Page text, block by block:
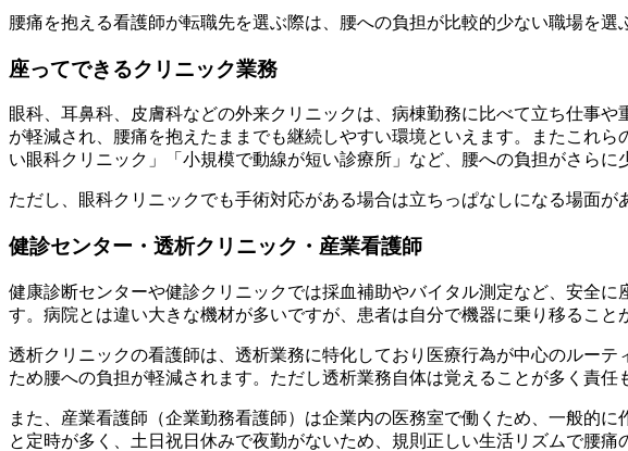
腰痛を抱える看護師が転職先を選ぶ際は、腰への負担が比較的少ない職場を
座ってできるクリニック業務
眼科、耳鼻科、皮膚科などの外来クリニックは、病棟勤務に比べて立ち仕事
が軽減され、腰痛を抱えたままでも継続しやすい環境といえます。またこれ
い眼科クリニック」「小規模で動線が短い診療所」など、腰への負担がさらに
ただし、眼科クリニックでも手術対応がある場合は立ちっぱなしになる場面
健診センター・透析クリニック・産業看護師
健康診断センターや健診クリニックでは採血補助やバイタル測定など、安全
す。病院とは違い大きな機材が多いですが、患者は自分で機器に乗り移ること
透析クリニックの看護師は、透析業務に特化しており医療行為が中心のルー
ため腰への負担が軽減されます。ただし透析業務自体は覚えることが多く責
また、産業看護師（企業勤務看護師）は企業内の医務室で働くため、一般的
と定時が多く、土日祝日休みで夜勤がないため、規則正しい生活リズムで腰痛